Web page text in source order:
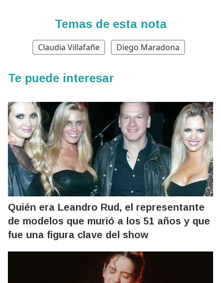
Temas de esta nota
Claudia Villafañe Diego Maradona
Te puede interesar
Quién era Leandro Rud, el representante
de modelos que murió a los 51 años y que
fue una figura clave del show